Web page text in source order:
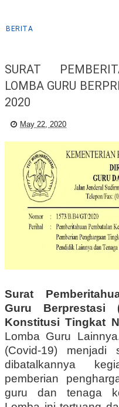
BERITA
SURAT
LOMBA GURU
2020
May 22, 2020
Surat
Guru Berprestasi
Konstitusi Tingkat
Lomba Guru
(Covid-19) menjadi
dibatalkannya
pemberian
guru dan tenaga